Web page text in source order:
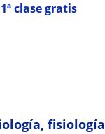
1ª clase gratis